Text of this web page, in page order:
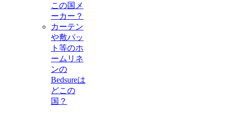
この国メ
ーカー？
カーテン
や敷パッ
ト等のホ
ームリネ
ンの
Bedsureは
どこの
国？